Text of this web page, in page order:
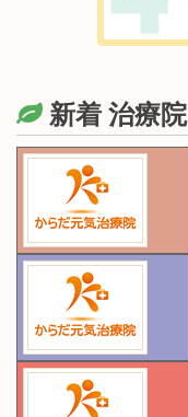
新着 治療院